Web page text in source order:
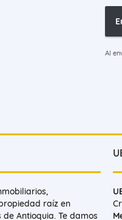
Al
raíz en
Antioquia. Te damos